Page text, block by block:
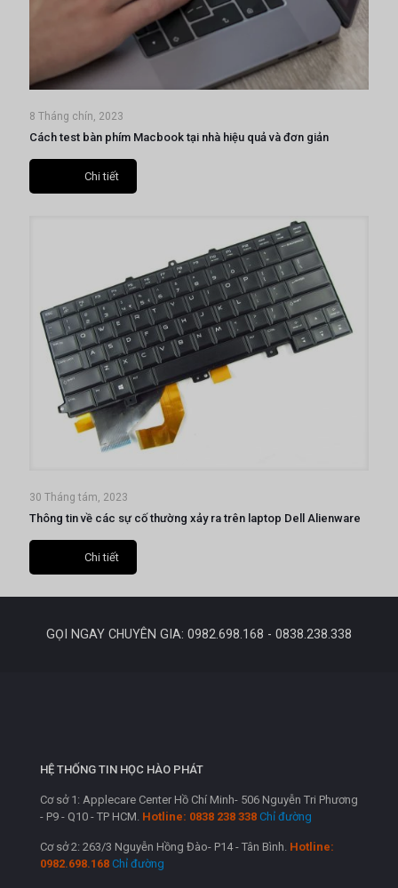
8 Tháng chín, 2023
Cách test bàn phím Macbook tại nhà hiệu quả và đơn giản
Chi tiết
30 Tháng tám, 2023
Thông tin về các sự cố thường xảy ra trên laptop Dell Alienware
Chi tiết
GỌI NGAY CHUYÊN GIA: 0982.698.168 - 0838.238.338
HỆ THỐNG TIN HỌC HÀO PHÁT
Cơ sở 1: Applecare Center Hồ Chí Minh- 506 Nguyễn Tri Phương
- P9 - Q10 - TP HCM. Hotline: 0838 238 338 Chỉ đường
Cơ sở 2: 263/3 Nguyễn Hồng Đào- P14 - Tân Bình. Hotline:
0982.698.168 Chỉ đường